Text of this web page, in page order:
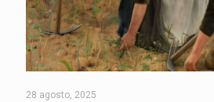
28 agosto, 2025